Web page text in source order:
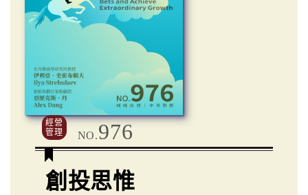
經營
管理
NO.976
創投思惟